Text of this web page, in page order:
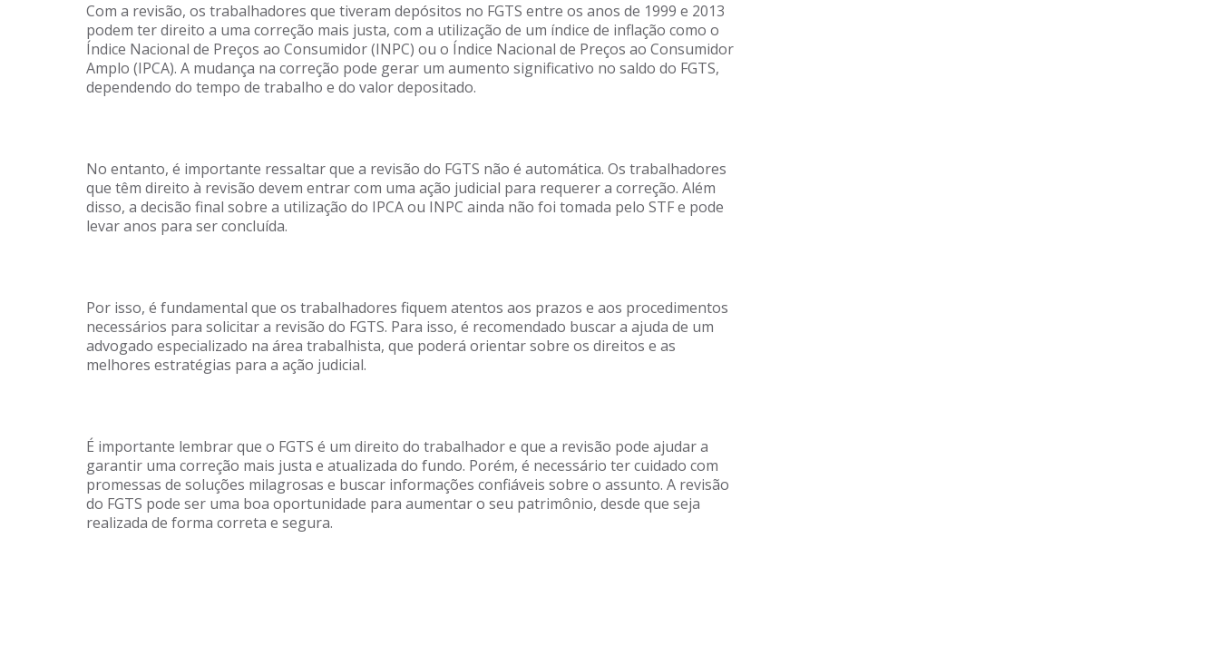
Com a revisão, os trabalhadores que tiveram depósitos no FGTS entre os anos de 1999 e 2013
podem ter direito a uma correção mais justa, com a utilização de um índice de inflação como o
Índice Nacional de Preços ao Consumidor (INPC) ou o Índice Nacional de Preços ao Consumidor
Amplo (IPCA). A mudança na correção pode gerar um aumento significativo no saldo do FGTS,
dependendo do tempo de trabalho e do valor depositado.
No entanto, é importante ressaltar que a revisão do FGTS não é automática. Os trabalhadores
que têm direito à revisão devem entrar com uma ação judicial para requerer a correção. Além
disso, a decisão final sobre a utilização do IPCA ou INPC ainda não foi tomada pelo STF e pode
levar anos para ser concluída.
Por isso, é fundamental que os trabalhadores fiquem atentos aos prazos e aos procedimentos
necessários para solicitar a revisão do FGTS. Para isso, é recomendado buscar a ajuda de um
advogado especializado na área trabalhista, que poderá orientar sobre os direitos e as
melhores estratégias para a ação judicial.
É importante lembrar que o FGTS é um direito do trabalhador e que a revisão pode ajudar a
garantir uma correção mais justa e atualizada do fundo. Porém, é necessário ter cuidado com
promessas de soluções milagrosas e buscar informações confiáveis sobre o assunto. A revisão
do FGTS pode ser uma boa oportunidade para aumentar o seu patrimônio, desde que seja
realizada de forma correta e segura.